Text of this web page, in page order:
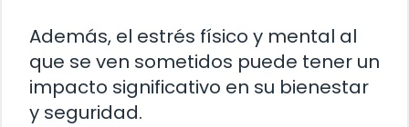
Además, el estrés físico y mental al
que se ven sometidos puede tener un
impacto significativo en su bienestar
y seguridad.